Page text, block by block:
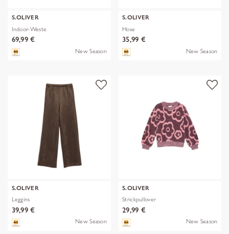
S.OLIVER
Indoor-Weste
69,99 €
New Season
S.OLIVER
Hose
35,99 €
New Season
S.OLIVER
Leggins
39,99 €
New Season
S.OLIVER
Strickpullover
29,99 €
New Season